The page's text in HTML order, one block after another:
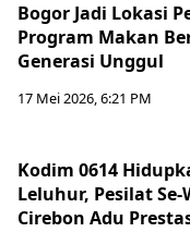
Bogor Jadi Lokasi
Program Makan
Generasi Unggul
17 Mei 2026, 6:21 PM
Kodim 0614
Leluhur, Pesilat
Cirebon Adu